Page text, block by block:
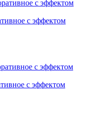
с эффектом
с эффектом